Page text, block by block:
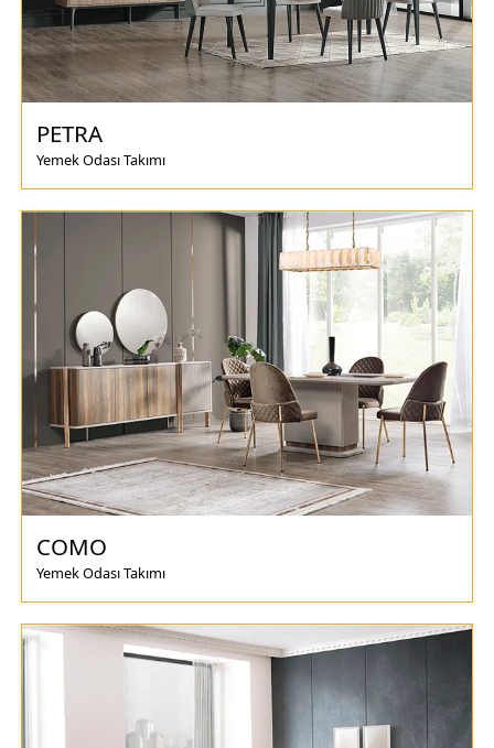
PETRA
Yemek Odası Takımı
COMO
Yemek Odası Takımı